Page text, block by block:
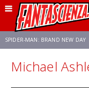
SPIDER-MAN: BRAND NEW DAY
FRANCO RICCIARDIELLO
Michael